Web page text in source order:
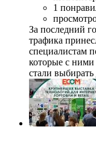
1
За последний
трафика
специалистам
которые с
стали